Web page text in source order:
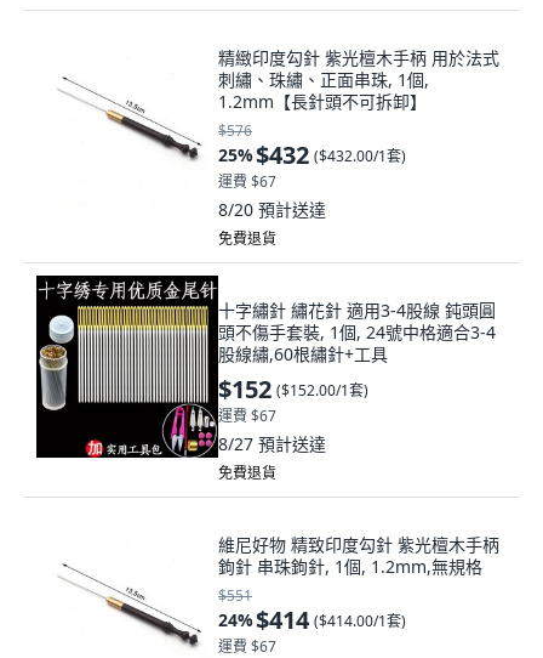
精緻印度勾針 紫光檀木手柄 用於法式
刺繡、珠繡、正面串珠, 1個,
1.2mm【長針頭不可拆卸】
$576
25%$432 ($432.00/1套)
運費 $67
8/20 預計送達
免費退貨
十字繡針 繡花針 適用3-4股線 鈍頭圓
頭不傷手套裝, 1個, 24號中格適合3-4
股線繡,60根繡針+工具
$152 ($152.00/1套)
運費 $67
8/27 預計送達
免費退貨
維尼好物 精致印度勾針 紫光檀木手柄
鉤針 串珠鉤針, 1個, 1.2mm,無規格
$551
24%$414 ($414.00/1套)
運費 $67